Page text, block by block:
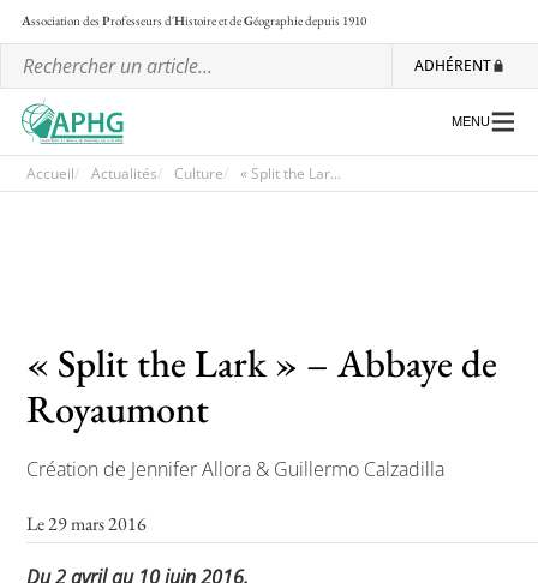
Association desProfesseurs d'Histoire et deGéographiedepuis 1910
ADHÉRENT
Les ateliers nationaux
L’APHG dans la presse
MENU
Accueil Actualités Culture « Split the Lar...
« Split the Lark » – Abbaye de
Royaumont
Création de Jennifer Allora & Guillermo Calzadilla
Le 29 mars 2016
Du 2 avril au 10 juin 2016.